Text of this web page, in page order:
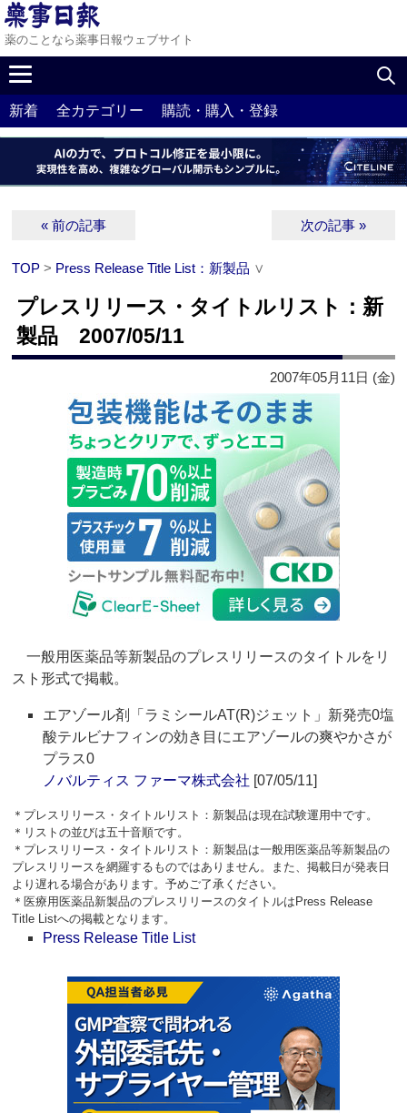
薬のことなら薬事日報ウェブサイト
新着 全カテゴリー 購読・購入・登録
« 前の記事 次の記事 »
TOP > Press Release Title List：新製品 ∨
プレスリリース・タイトルリスト：新
製品 2007/05/11
2007年05月11日 (金)
一般用医薬品等新製品のプレスリリースのタイトルをリ
スト形式で掲載。
エアゾール剤「ラミシールAT(R)ジェット」新発売0塩
酸テルビナフィンの効き目にエアゾールの爽やかさが
プラス0
ノバルティス ファーマ株式会社 [07/05/11]
＊プレスリリース・タイトルリスト：新製品は現在試験運用中です。
＊リストの並びは五十音順です。
＊プレスリリース・タイトルリスト：新製品は一般用医薬品等新製品の
プレスリリースを網羅するものではありません。また、掲載日が発表日
より遅れる場合があります。予めご了承ください。
＊医療用医薬品新製品のプレスリリースのタイトルはPress Release
Title Listへの掲載となります。
Press Release Title List